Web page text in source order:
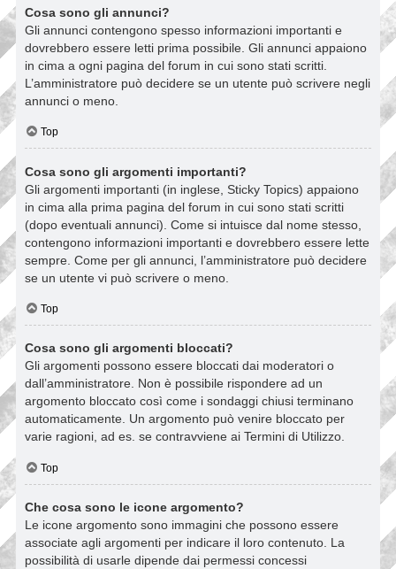
Cosa sono gli annunci?
Gli annunci contengono spesso informazioni importanti e
dovrebbero essere letti prima possibile. Gli annunci appaiono
in cima a ogni pagina del forum in cui sono stati scritti.
L’amministratore può decidere se un utente può scrivere negli
annunci o meno.
Top
Cosa sono gli argomenti importanti?
Gli argomenti importanti (in inglese, Sticky Topics) appaiono
in cima alla prima pagina del forum in cui sono stati scritti
(dopo eventuali annunci). Come si intuisce dal nome stesso,
contengono informazioni importanti e dovrebbero essere lette
sempre. Come per gli annunci, l’amministratore può decidere
se un utente vi può scrivere o meno.
Top
Cosa sono gli argomenti bloccati?
Gli argomenti possono essere bloccati dai moderatori o
dall’amministratore. Non è possibile rispondere ad un
argomento bloccato così come i sondaggi chiusi terminano
automaticamente. Un argomento può venire bloccato per
varie ragioni, ad es. se contravviene ai Termini di Utilizzo.
Top
Che cosa sono le icone argomento?
Le icone argomento sono immagini che possono essere
associate agli argomenti per indicare il loro contenuto. La
possibilità di usarle dipende dai permessi concessi